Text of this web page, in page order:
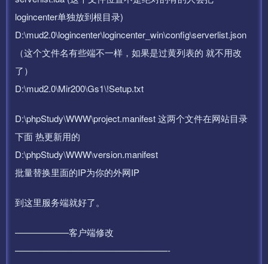
logincenter单独放到根目录)
D:\mud2.0\logincenter\logincenter_win\config\serverlist.json
（这个文件名有些端不一样，如果是过黄列表的 就不用改
了）
D:\mud2.0\Mir200\Gs1\!Setup.txt
D:\phpStudy\WWW\project.manifest 这两个文件在网站目录
下面 热更新用的
D:\phpStudy\WWW\version.manifest
批量替换里面的IP为你的外网IP
到这里服务端就好了。
——————客户端修改
—————————————————-